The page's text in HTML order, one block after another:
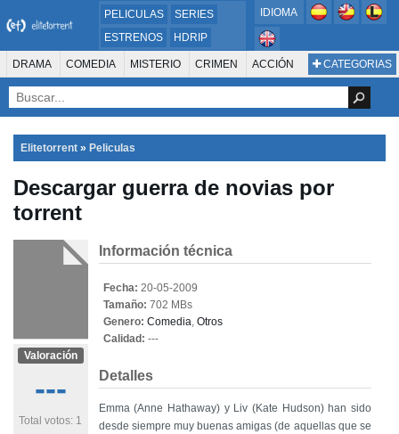
PELICULAS
SERIES
ESTRENOS
HDRIP
MICROHD
720P
DVDRIP
IDIOMA
CATEGORIAS
DRAMA COMEDIA MISTERIO CRIMEN ACCIÓN
SUSPENSO AVENTURA
ANIMACIÓN ROMANCE TERROR CIENCIA FICCIÓN FANTASÍA
FAMILIA DOCUS Y TV
PELÍCULA DE LA TELEVISIÓN FOREIGN KIDS REALITY
Elitetorrent » Peliculas
Descargar guerra de novias por
torrent
Valoración
---
Total votos: 1
Información técnica
Fecha: 20-05-2009
Tamaño: 702 MBs
Genero: Comedia, Otros
Calidad: ---
Detalles
Emma (Anne Hathaway) y Liv (Kate Hudson) han sido
desde siempre muy buenas amigas (de aquellas que se